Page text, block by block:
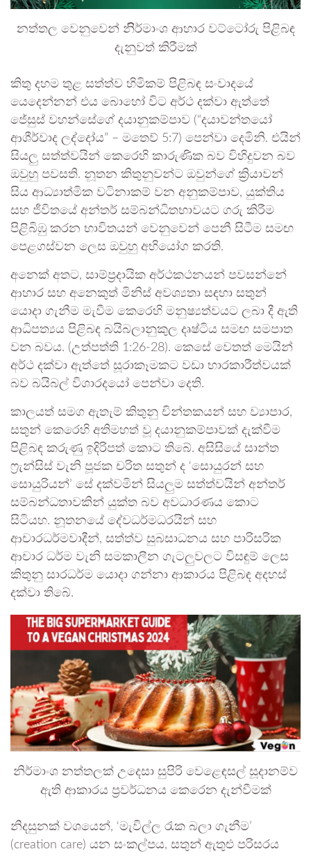
නත්තල වෙනුවෙන් නිිර්මාංශ ආහාර වට්ටෝරු පිළිබඳ
දැනුවත් කිරීමක්
කිතු දහම තුළ සත්ත්ව හිමිකම් පිළිබඳ සංවාදයේ
යෙදෙන්නන් එය බොහෝ විට අර්ථ දක්වා ඇත්තේ
ජේසුස් වහන්සේගේ දයානුකම්පාව (“දයාවන්තයෝ
ආශීර්වාද ලද්දෝය” – මතෙව් 5:7) පෙන්වා දෙමිනි. එයින්
සියලු සත්ත්වයින් කෙරෙහි කාරුණික බව විහිදුවන බව
ඔවුහු පවසති. නූතන කිතුනුවන්ට ඔවුන්ගේ ක්‍රියාවන්
සිය ආධ්‍යාත්මික වටිනාකම් වන අනුකම්පාව, යුක්තිය
සහ ජීවිතයේ අන්තර් සම්බන්ධිතභාවයට ගරු කිරීම
පිළිබිඹු කරන භාවිතයන් වෙනුවෙන් පෙනී සිටීම සමඟ
පෙළගස්වන ලෙස ඔවුහු අභියෝග කරති.
අනෙක් අතට, සාම්ප්‍රදායික අර්ථකථනයන් පවසන්නේ
ආහාර සහ අනෙකුත් මිනිස් අවශ්‍යතා සඳහා සතුන්
යොදා ගැනීම මැවීම කෙරෙහි මනුෂ්‍යත්වයට ලබා දී ඇති
ආධිපත්‍යය පිළිබඳ බයිබලානුකුල දෘෂ්ටිය සමඟ සමපාත
වන බවය. (උත්පත්ති 1:26-28). කෙසේ වෙතත් මෙයින්
අර්ථ දක්වා ඇත්තේ සූරාකෑමකට වඩා භාරකාරීත්වයක්
බව බයිබල් විශාරදයෝ පෙන්වා දෙති.
කාලයත් සමග ඇතැම් කිතුනු චින්තකයන් සහ ව්‍යාපාර,
සතුන් කෙරෙහි අතිමහත් වූ දයානුකම්පාවක් දැක්වීම
පිළිබඳ කරුණු ඉදිරිපත් කොට තිබේ. අසිසියේ සාන්ත
ෆ්‍රැන්සිස් වැනි පූජක චරිත සතුන් ද ‘සොයුරන් සහ
සොයුරියන්’ සේ දක්වමින් සියලුම සත්ත්වයින් අන්තර්
සම්බන්ධතාවකින් යුක්ත බව අවධාරණය කොට
සිටියහ. නූතනයේ දේවධර්මධරයින් සහ
ආචාරධර්මවාදීන්, සත්ත්ව සුබසාධනය සහ පාරිසරික
ආචාර ධර්ම වැනි සමකාලීන ගැටලුවලට විසඳුම් ලෙස
කිතුනු සාරධර්ම යොදා ගන්නා ආකාරය පිළිබඳ අදහස්
දක්වා තිබේ.
නිර්මාංශ නත්තලක් උදෙසා සුපිරි වෙළෙඳසල් සූදානම්ව
ඇති ආකාරය ප්‍රවර්ධනය කෙරෙන දැන්වීමක්
නිදසුනක් වශයෙන්, ‘මැවිල්ල රැක බලා ගැනීම’
(creation care) යන සංකල්පය, සතුන් ඇතුළු පරිසරය